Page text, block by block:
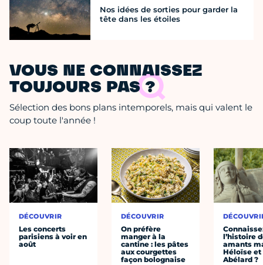
Nos idées de sorties pour garder la
tête dans les étoiles
VOUS NE CONNAISSEZ
TOUJOURS PAS ?
Sélection des bons plans intemporels, mais qui valent le
coup toute l'année !
DÉCOUVRIR
Les concerts
parisiens à voir en
août
DÉCOUVRIR
On préfère
manger à la
cantine : les pâtes
aux courgettes
façon bolognaise
l’histoire
amants
Héloïse et
Abélard ?